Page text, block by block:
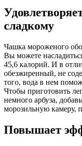
сладкому
Чашка мороженого
Вы можете
45,6 калорий. И в
обезжиренный, не
того, вода в нем
Чтобы приготовить
немного арбуза,
морозильную камеру,
Повышает